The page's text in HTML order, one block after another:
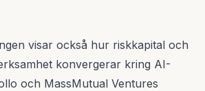
visar också hur riskkapital och
konvergerar kring AI-
och MassMutual Ventures